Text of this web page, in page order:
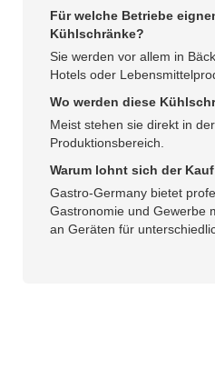
Für welche Betriebe
Kühlschränke?
Sie werden vor allem in
Hotels oder
Wo werden diese
Meist stehen sie direkt in
Produktionsbereich.
Warum lohnt sich der
Gastro-Germany bietet
Gastronomie und Gewerbe
an Geräten für